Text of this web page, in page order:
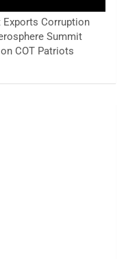
Exports Corruption
Summit
COT Patriots